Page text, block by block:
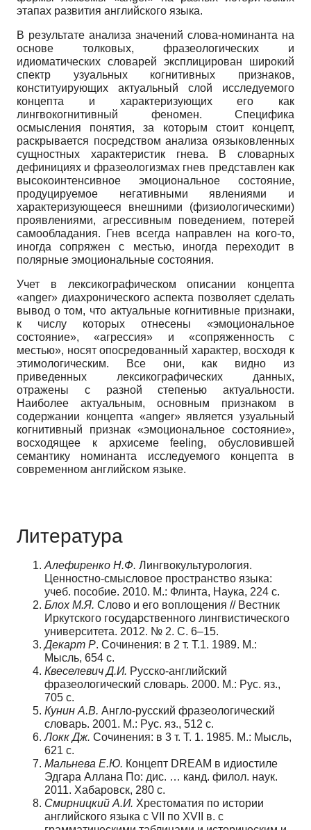
этапах развития английского языка.
В результате анализа значений слова-номинанта на
основе толковых, фразеологических и
идиоматических словарей эксплицирован широкий
спектр узуальных когнитивных признаков,
конституирующих актуальный слой исследуемого
концепта и характеризующих его как
лингвокогнитивный феномен. Специфика
осмысления понятия, за которым стоит концепт,
раскрывается посредством анализа оязыковленных
сущностных характеристик гнева. В словарных
дефинициях и фразеологизмах гнев представлен как
высокоинтенсивное эмоциональное состояние,
продуцируемое негативными явлениями и
характеризующееся внешними (физиологическими)
проявлениями, агрессивным поведением, потерей
самообладания. Гнев всегда направлен на кого-то,
иногда сопряжен с местью, иногда переходит в
полярные эмоциональные состояния.
Учет в лексикографическом описании концепта
«anger» диахронического аспекта позволяет сделать
вывод о том, что актуальные когнитивные признаки,
к числу которых отнесены «эмоциональное
состояние», «агрессия» и «сопряженность с
местью», носят опосредованный характер, восходя к
этимологическим. Все они, как видно из
приведенных лексикографических данных,
отражены с разной степенью актуальности.
Наиболее актуальным, основным признаком в
содержании концепта «anger» является узуальный
когнитивный признак «эмоциональное состояние»,
восходящее к архисеме feeling, обусловившей
семантику номинанта исследуемого концепта в
современном английском языке.
Литература
Алефиренко Н.Ф. Лингвокультурология.
Ценностно-смысловое пространство языка:
учеб. пособие. 2010. М.: Флинта, Наука, 224 с.
Блох М.Я. Слово и его воплощения // Вестник
Иркутского государственного лингвистического
университета. 2012. № 2. С. 6–15.
Декарт Р. Сочинения: в 2 т. Т.1. 1989. М.:
Мысль, 654 с.
Квеселевич Д.И. Русско-английский
фразеологический словарь. 2000. М.: Рус. яз.,
705 с.
Кунин А.В. Англо-русский фразеологический
словарь. 2001. М.: Рус. яз., 512 с.
Локк Дж. Сочинения: в 3 т. Т. 1. 1985. М.: Мысль,
621 с.
Мальнева Е.Ю. Концепт DREAM в идиостиле
Эдгара Аллана По: дис. … канд. филол. наук.
2011. Хабаровск, 280 с.
Смирницкий А.И. Хрестоматия по истории
английского языка с VII по XVII в. с